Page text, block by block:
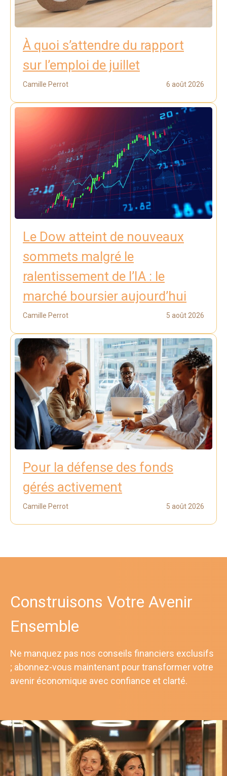
À quoi s’attendre du rapport
sur l’emploi de juillet
Camille Perrot 6 août 2026
Le Dow atteint de nouveaux
sommets malgré le
ralentissement de l’IA : le
marché boursier aujourd’hui
Camille Perrot 5 août 2026
Pour la défense des fonds
gérés activement
Camille Perrot 5 août 2026
Construisons Votre Avenir
Ensemble
Ne manquez pas nos conseils financiers exclusifs
; abonnez-vous maintenant pour transformer votre
avenir économique avec confiance et clarté.